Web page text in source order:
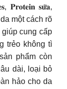
𝐏𝐫𝐨𝐭𝐞𝐢𝐧 𝐬𝐮̛̃𝐚,
một cách rõ
cung cấp
trẻo không tì
phẩm còn
dài, loại bỏ
hảo cho da